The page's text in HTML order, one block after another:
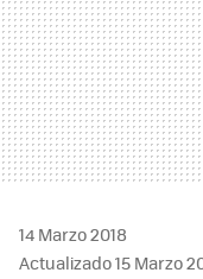
14 Marzo 2018
Actualizado 15 Marzo